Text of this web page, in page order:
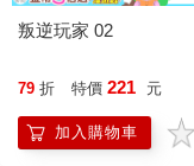
叛逆玩家 02
79 折 特價 221 元
加入購物車